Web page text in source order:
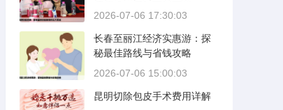
2026-07-06 17:30:03
长春至丽江经济实惠游：探
秘最佳路线与省钱攻略
2026-07-06 15:00:03
昆明切除包皮手术费用详解